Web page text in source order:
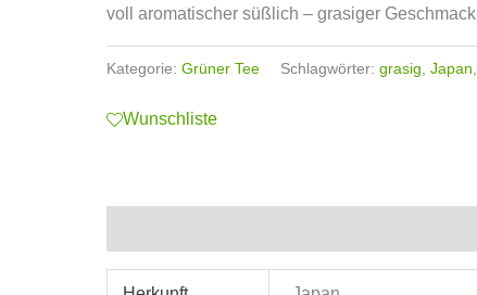
voll aromatischer süßlich – grasiger Geschmack
Kategorie:Grüner Tee Schlagwörter:grasig ,Japan
Wunschliste